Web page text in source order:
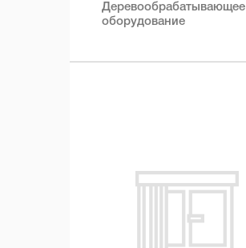
Деревообрабатывающее
оборудование